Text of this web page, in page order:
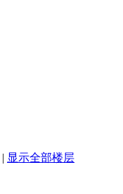
| 显示全部楼层